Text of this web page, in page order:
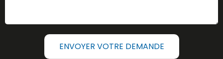
ENVOYER VOTRE DEMANDE